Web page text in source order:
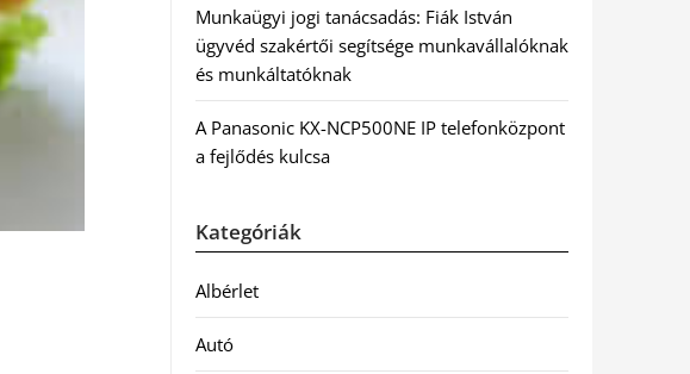
Munkaügyi jogi tanácsadás: Fiák István
ügyvéd szakértői segítsége munkavállalóknak
és munkáltatóknak
A Panasonic KX-NCP500NE IP telefonközpont
a fejlődés kulcsa
Kategóriák
Albérlet
Autó